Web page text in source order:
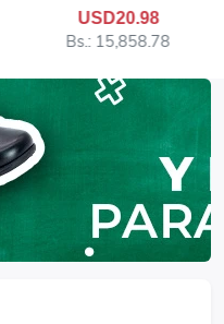
USD20.98
Bs.: 15,858.78